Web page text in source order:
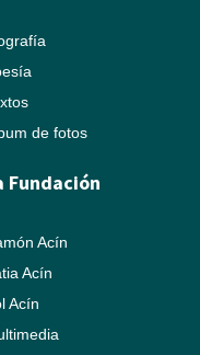
de fotos
Fundación
Acín
Acín
Acín